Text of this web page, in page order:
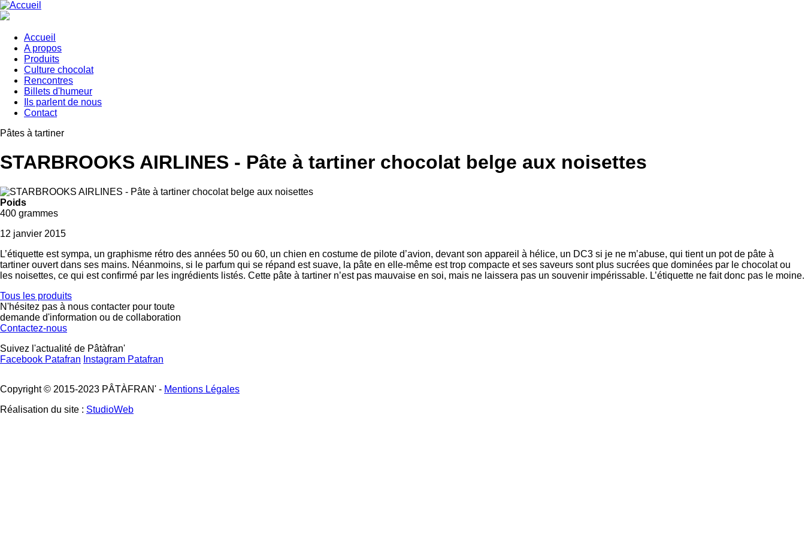
Aller
au
principal
Main
navigation
Accueil
A propos
Produits
Culture chocolat
Rencontres
Billets d'humeur
Ils parlent de nous
Contact
Pâtes à tartiner
STARBROOKS AIRLINES - Pâte à tartiner chocolat belge aux noisettes
Poids
400 grammes
12 janvier 2015
L’étiquette est sympa, un graphisme rétro des années 50 ou 60, un chien en costume de pilote d’avion, devant son appareil à hélice, un DC3 si je ne m’abuse, qui tient un pot de pâte à
tartiner ouvert dans ses mains. Néanmoins, si le parfum qui se répand est suave, la pâte en elle-même est trop compacte et ses saveurs sont plus sucrées que dominées par le chocolat ou
les noisettes, ce qui est confirmé par les ingrédients listés. Cette pâte à tartiner n’est pas mauvaise en soi, mais ne laissera pas un souvenir impérissable. L’étiquette ne fait donc pas le moine.
Tous les produits
N'hésitez pas à nous contacter pour toute
demande d'information ou de collaboration
Contactez-nous
Suivez l'actualité de Pâtàfran'
Facebook Patafran Instagram Patafran
Copyright © 2015-2023 PÂTÀFRAN' - Mentions Légales
Réalisation du site : StudioWeb